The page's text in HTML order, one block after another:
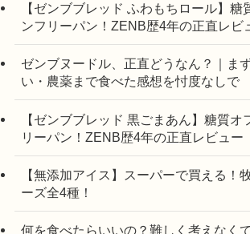
【ゼンブブレッド ふわもちロール】糖
ンフリーパン！ZENB歴4年の正直レビ
ゼンブヌードル、正直どうなん？｜ま
い・農薬まで食べた感想を忖度なしで
【ゼンブブレッド 黒ごまあん】糖質オ
リーパン！ZENB歴4年の正直レビュー
【無添加アイス】スーパーで買える！
ーズ全4種！
何を食べたらいいの？難しく考えなく